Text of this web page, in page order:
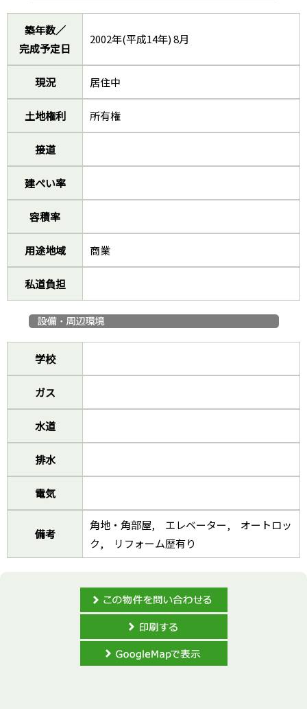
築年数／
完成予定日
2002年(平成14年) 8月
現況 居住中
土地権利 所有権
接道
建ぺい率
容積率
用途地域 商業
私道負担
学校
ガス
水道
排水
電気
備考
角地・角部屋, エレベーター, オートロッ
ク,
リフォーム歴有り